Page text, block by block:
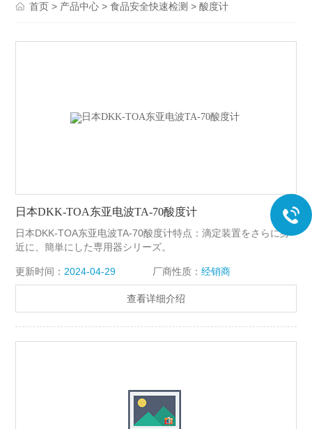
首页 > 产品中心 >食品安全快速检测 >酸度计
日本DKK-TOA东亚电波TA-70酸度计
日本DKK-TOA东亚电波TA-70酸度计特点：滴定装置をさらに身
近に、簡単にした専用器シリーズ。
更新时间： 2024-04-29 厂商性质： 经销商
查看详细介绍